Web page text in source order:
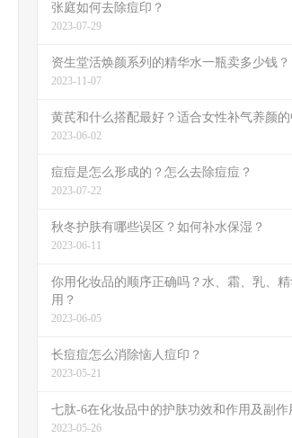
张庭如何去除痘印？
2023-07-29
资生堂活焕颜系列的精华水一瓶卖多少钱？
2023-11-07
黄芪和什么搭配最好？适合女性补气养颜的
2023-06-02
痘痘是怎么形成的？怎么去除痘痘？
2023-07-22
秋冬护肤有哪些误区？如何补水保湿？
2023-06-11
你用化妆品的顺序正确吗？水、霜、乳、
用？
2023-06-05
长痘痘怎么消除恼人痘印？
2023-05-21
七肽-6在化妆品中的护肤功效和作用及副作
2023-05-26